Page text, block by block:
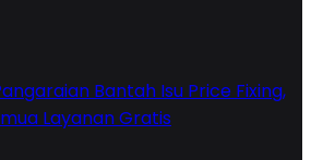
Bantah Isu Price Fixing,
Layanan Gratis